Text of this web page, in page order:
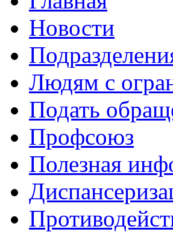
Новости
Людям с
Подать
Профсоюз
Полезная